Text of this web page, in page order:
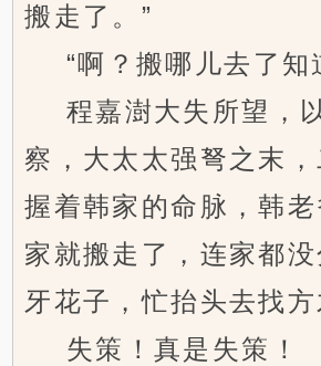
搬走了。”
“啊？搬哪儿去了知
程嘉澍大失所望，
察，大太太强弩之末
握着韩家的命脉，韩老
家就搬走了，连家都
牙花子，忙抬头去找方
失策！真是失策！